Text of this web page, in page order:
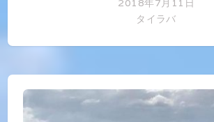
2018年7月11日
タイラバ